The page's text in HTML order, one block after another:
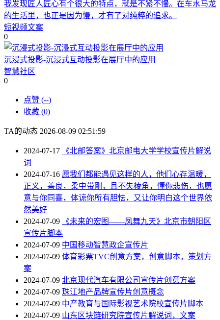
我发现匠人匠心有个很大的特点，就是不紧不慢。在车水马龙
的生活里，也正是因为慢，才有了对纯粹的追求。
短视频文案
0
沉浸式投影-沉浸式互动投影在展厅中的应用
智慧社区
0
点赞 (--)
收藏 (0)
TA的动态 2026-08-09 02:51:59
2024-07-17
《北邮答案》北京邮电大学学校宣传片解说
词
2024-07-16 愿我们都能遇见这样的人，他们心存温暖，
正义，善良，柔中带刚，且不失棱角，懂你悲伤，也愿
意与你同喜，体谅你所有胆怯，又让你明白这个世界依
然美好
2024-07-09
《未来的宏图——凤舞九天》北京市朝阳区
宣传片脚本
2024-07-09 中国移动智慧政企宣传片
2024-07-09 体育彩票TVC创意方案，创意脚本，策划方
案
2024-07-09 北京现代汽车有限公司宣传片创意方案
2024-07-09 珠江地产品牌宣传片创意概念
2024-07-09 中产教育与国际影视艺术院校宣传片脚本
2024-07-09 山东区块链研究院宣传片解说词，文案